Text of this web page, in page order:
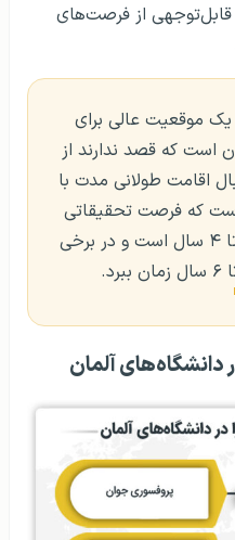
از فرصت‌های
یک موقعیت عالی برای
است که قصد ندارند از
اقامت طولانی مدت با
که فرصت تحقیقاتی
پسادکترا در آلمان حدود ۲ تا ۴ سال است و در برخی
دانشگاه‌های آلمان